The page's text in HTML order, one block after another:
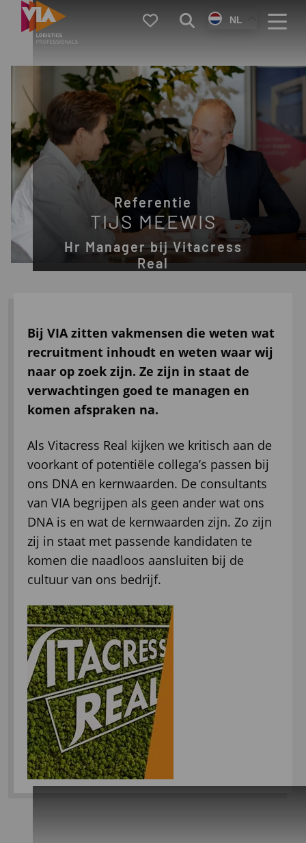
VIA
Logistics
FavorietenZoekenNL
Referentie
TIJS MEEWIS
Hr Manager bij Vitacress
Real
Bij VIA zitten vakmensen die weten wat
recruitment inhoudt en weten waar wij
naar op zoek zijn. Ze zijn in staat de
verwachtingen goed te managen en
komen afspraken na.
Als Vitacress Real kijken we kritisch aan de
voorkant of potentiële collega’s passen bij
ons DNA en kernwaarden. De consultants
van VIA begrijpen als geen ander wat ons
DNA is en wat de kernwaarden zijn. Zo zijn
zij in staat met passende kandidaten te
komen die naadloos aansluiten bij de
cultuur van ons bedrijf.